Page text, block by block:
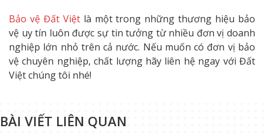
Bảo vệ Đất Việtlà một trong những thương hiệu bảo
vệ uy tín luôn được sự tin tưởng từ nhiều đơn vị doanh
nghiệp lớn nhỏ trên cả nước. Nếu muốn có đơn vị bảo
vệ chuyên nghiệp, chất lượng hãy liên hệ ngay với Đất
Việt chúng tôi nhé!
BÀI VIẾT LIÊN QUAN